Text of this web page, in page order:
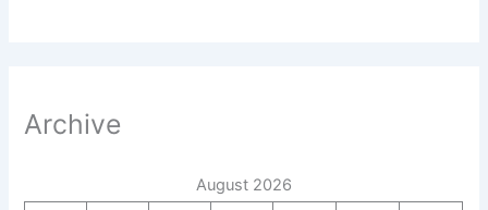
Archive
August 2026